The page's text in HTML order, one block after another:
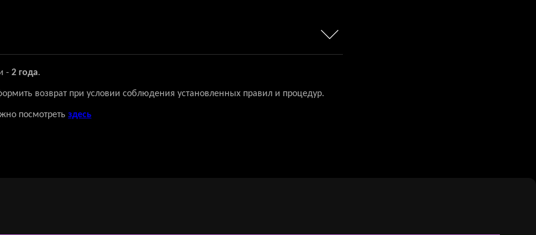
- 2 года.
возврат при условии соблюдения установленных правил и процедур.
посмотреть здесь